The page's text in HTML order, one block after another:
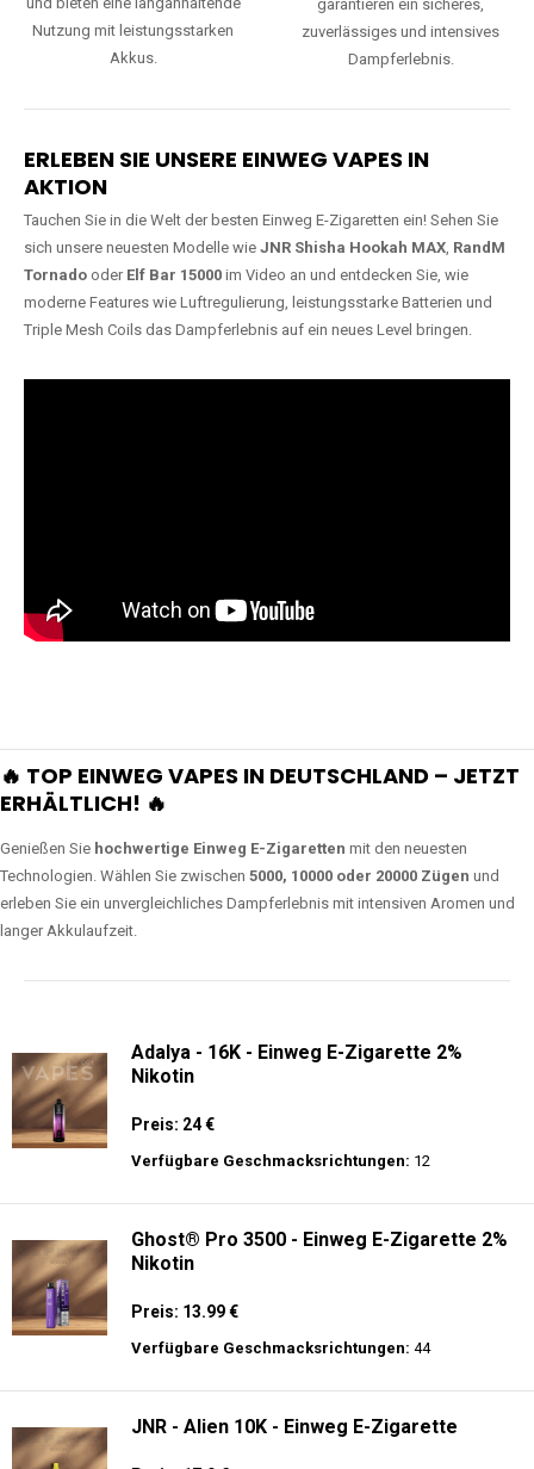
und bieten eine langanhaltende
Nutzung mit leistungsstarken
Akkus.
garantieren ein sicheres,
zuverlässiges und intensives
Dampferlebnis.
ERLEBEN SIE UNSERE EINWEG VAPES IN
AKTION
Tauchen Sie in die Welt der besten Einweg E-Zigaretten ein! Sehen Sie
sich unsere neuesten Modelle wie JNR Shisha Hookah MAX, RandM
Tornado oder Elf Bar 15000 im Video an und entdecken Sie, wie
moderne Features wie Luftregulierung, leistungsstarke Batterien und
Triple Mesh Coils das Dampferlebnis auf ein neues Level bringen.
🔥 TOP EINWEG VAPES IN DEUTSCHLAND – JETZT
ERHÄLTLICH! 🔥
Genießen Sie hochwertige Einweg E-Zigaretten mit den neuesten
Technologien. Wählen Sie zwischen 5000, 10000 oder 20000 Zügen und
erleben Sie ein unvergleichliches Dampferlebnis mit intensiven Aromen und
langer Akkulaufzeit.
Adalya - 16K - Einweg E-Zigarette 2%
Nikotin
Preis: 24 €
Verfügbare Geschmacksrichtungen: 12
Ghost® Pro 3500 - Einweg E-Zigarette 2%
Nikotin
Preis: 13.99 €
Verfügbare Geschmacksrichtungen: 44
JNR - Alien 10K - Einweg E-Zigarette